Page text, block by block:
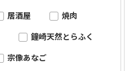
居酒屋 焼肉
鐘崎天然とらふく
宗像あなご